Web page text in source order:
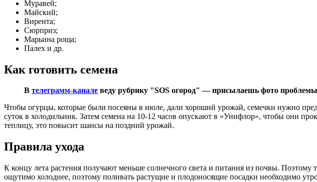
Муравей;
Майский;
Вирента;
Сюрприз;
Марьина роща;
Палех и др.
Как готовить семена
В телеграмм-канале веду рубрику "SOS огород" — присылаешь фото
Чтобы огурцы, которые были посеяны в июле, дали хороший урожай, семечки нужно
суток в холодильник. Затем семена на 10-12 часов опускают в «Унифлор», чтобы они
теплицу, это повысит шансы на поздний урожай.
Правила ухода
К концу лета растения получают меньше солнечного света и питания из почвы. Поэтому
ощутимо холоднее, поэтому поливать растущие и плодоносящие посадки необходимо